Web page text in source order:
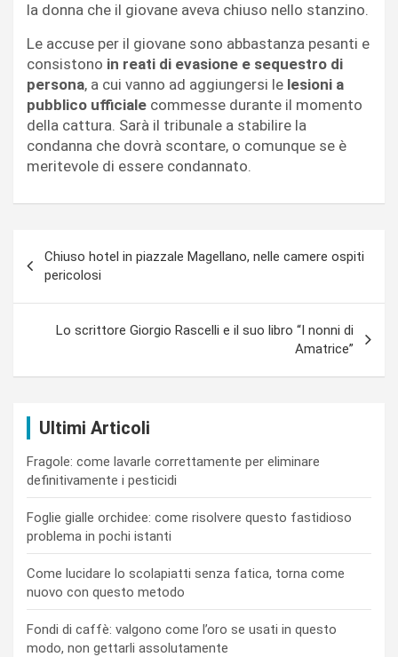
la donna che il giovane aveva chiuso nello stanzino.
Le accuse per il giovane sono abbastanza pesanti e
consistono in reati di evasione e sequestro di
persona, a cui vanno ad aggiungersi le lesioni a
pubblico ufficiale commesse durante il momento
della cattura. Sarà il tribunale a stabilire la
condanna che dovrà scontare, o comunque se è
meritevole di essere condannato.
articoli
Chiuso hotel in piazzale Magellano, nelle camere ospiti
pericolosi
Lo scrittore Giorgio Rascelli e il suo libro “I nonni di
Amatrice”
Ultimi Articoli
Fragole: come lavarle correttamente per eliminare
definitivamente i pesticidi
Foglie gialle orchidee: come risolvere questo fastidioso
problema in pochi istanti
Come lucidare lo scolapiatti senza fatica, torna come
nuovo con questo metodo
Fondi di caffè: valgono come l’oro se usati in questo
modo, non gettarli assolutamente